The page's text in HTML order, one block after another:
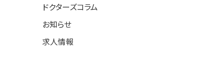
ドクターズコラム
お知らせ
求人情報